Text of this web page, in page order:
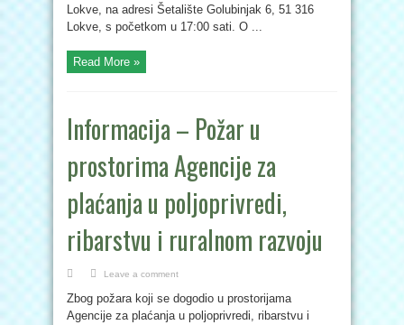
Lokve, na adresi Šetalište Golubinjak 6, 51 316
Lokve, s početkom u 17:00 sati. O ...
Read More »
Informacija – Požar u
prostorima Agencije za
plaćanja u poljoprivredi,
ribarstvu i ruralnom razvoju
Leave a comment
Zbog požara koji se dogodio u prostorijama
Agencije za plaćanja u poljoprivredi, ribarstvu i